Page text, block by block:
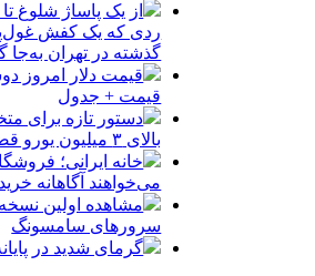
از یک پاساژ شلوغ
ردی که یک کفش
گذشته در تهران
قیمت + جدول
دستور تازه برای
بالای ۳ میلیون یورو قضایی می‌شوند
خانه ایرانی؛
می‌خواهند آگاهانه
سرورهای سامسونگ
گرمای شدید در